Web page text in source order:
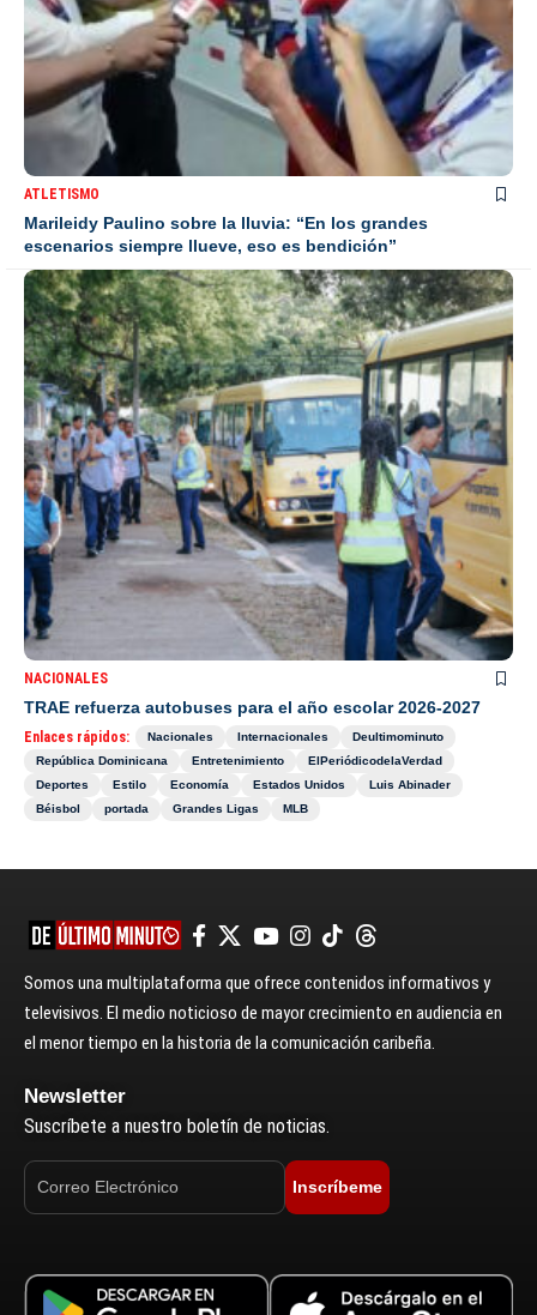
ATLETISMO
Marileidy Paulino sobre la lluvia: “En los grandes
escenarios siempre llueve, eso es bendición”
NACIONALES
TRAE refuerza autobuses para el año escolar 2026-2027
Enlaces rápidos: Nacionales Internacionales
Deultimominuto
República Dominicana
Entretenimiento
ElPeriódicodelaVerdad
Deportes
Estilo Economía Estados Unidos
Luis Abinader
Béisbol
portada Grandes Ligas MLB
Somos una multiplataforma que ofrece contenidos informativos y
televisivos. El medio noticioso de mayor crecimiento en audiencia en
el menor tiempo en la historia de la comunicación caribeña.
Newsletter
Suscríbete a nuestro boletín de noticias.
Inscríbeme